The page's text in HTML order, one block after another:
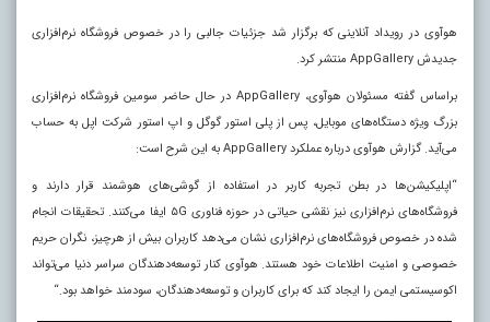
هوآوی در رویداد آنلاینی که برگزار شد جزئیات جالبی را در خصوص فروشگاه نرم‌افزاری
جدیدشAppGallery منتشر کرد.
براساس گفته مسئولان هوآوی، AppGallery در حال حاضر سومین فروشگاه نرم‌افزاری
بزرگ ویژه دستگاه‌های موبایل، پس از پلی استور گوگل و اپ استور شرکت اپل به حساب
می‌آید. گزارش هوآوی درباره عملکردAppGalleryبه این شرح است:
“اپلیکیشن‌ها در بطن تجربه کاربر در استفاده از گوشی‌های هوشمند قرار دارند و
فروشگاه‌های نرم‌افزاری نیز نقشی حیاتی در حوزه فناوری ۵G ایفا می‌کنند. تحقیقات انجام
شده در خصوص فروشگاه‌های نرم‌افزاری نشان می‌دهد کاربران بیش از هرچیز، نگران حریم
خصوصی و امنیت اطلاعات خود هستند. هوآوی کنار توسعه‌دهندگان سراسر دنیا می‌تواند
اکوسیستمی ایمن را ایجاد کند که برای کاربران و توسعه‌دهندگان، سودمند خواهد بود.“